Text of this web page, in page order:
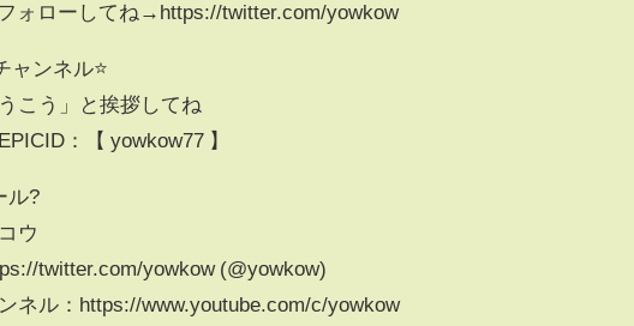
フォローしてね→https://twitter.com/yowkow
ャンネル⭐
こう」と挨拶してね
：【 yowkow77 】
ル?
ウ
twitter.com/yowkow (@yowkow)
ネル：https://www.youtube.com/c/yowkow